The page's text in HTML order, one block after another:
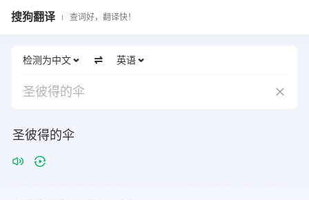
搜狗翻译 查词好，翻译快！
检测为中文 英语
圣彼得的伞
圣彼得的伞